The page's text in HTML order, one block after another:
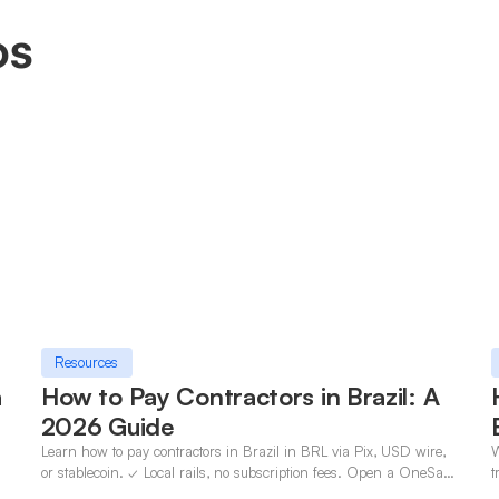
Resources
How to Pay Contractors in Brazil: A
2026 Guide
Learn how to pay contractors in Brazil in BRL via Pix, USD wire,
or stablecoin. ✓ Local rails, no subscription fees. Open a OneSafe